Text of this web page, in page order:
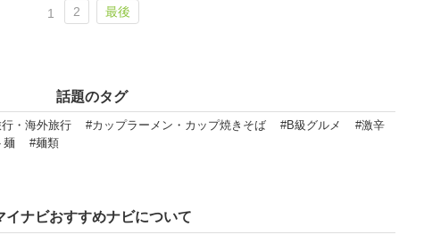
1 2 最後
話題のタグ
・海外旅行 #カップラーメン・カップ焼きそば #B級グルメ
#激辛
麺 #麺類
イナビおすすめナビについて